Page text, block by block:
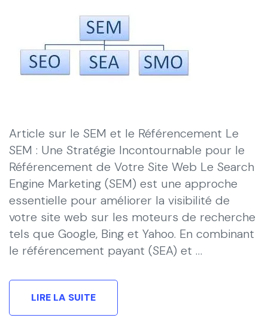
Article sur le SEM et le Référencement Le
SEM : Une Stratégie Incontournable pour le
Référencement de Votre Site Web Le Search
Engine Marketing (SEM) est une approche
essentielle pour améliorer la visibilité de
votre site web sur les moteurs de recherche
tels que Google, Bing et Yahoo. En combinant
le référencement payant (SEA) et …
LIRE LA SUITE